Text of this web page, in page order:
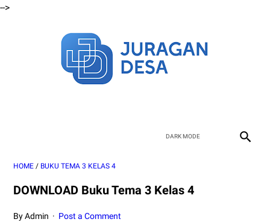
-->
HOME / BUKU TEMA 3 KELAS 4
DOWNLOAD Buku Tema 3 Kelas 4
By Admin Post a Comment